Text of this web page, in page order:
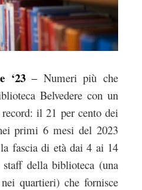
‘23– Numeri più che
Belvedere con un
il 21 per cento dei
primi 6 mesi del 2023
fascia di età dai 4 ai 14
della biblioteca (una
quartieri) che fornisce